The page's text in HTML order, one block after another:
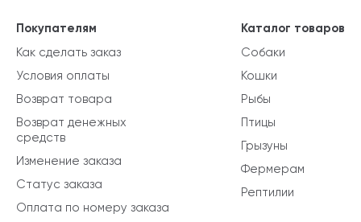
Каталог товаров
Собаки
Кошки
Рыбы
Птицы
Грызуны
Фермерам
Рептилии
Покупателям
Как сделать заказ
Условия оплаты
Возврат товара
Возврат денежных
средств
Изменение заказа
Статус заказа
Оплата по номеру заказа